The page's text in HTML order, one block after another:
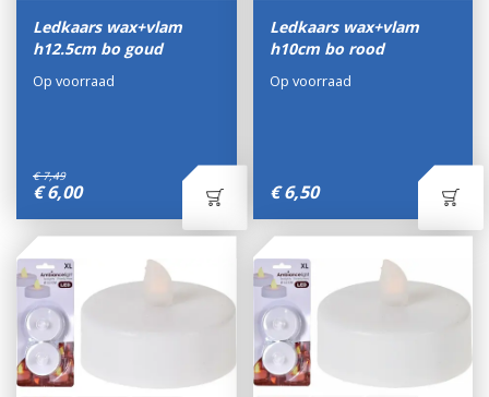
Ledkaars wax+vlam
h12.5cm bo goud
€ 7,49
€ 6,00
Op voorraad
Ledkaars wax+vlam
h10cm bo rood
€ 6,50
Op voorraad